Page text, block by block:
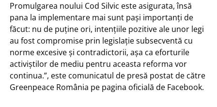
Promulgarea noului Cod Silvic este asigurata, însă
pana la implementare mai sunt pași importanți de
făcut: nu de puține ori, intențiile pozitive ale unor legi
au fost compromise prin legislație subsecventă cu
norme excesive și contradictorii, așa ca eforturile
activiștilor de mediu pentru aceasta reforma vor
continua.”, este comunicatul de presă postat de către
Greenpeace România pe pagina oficială de Facebook.